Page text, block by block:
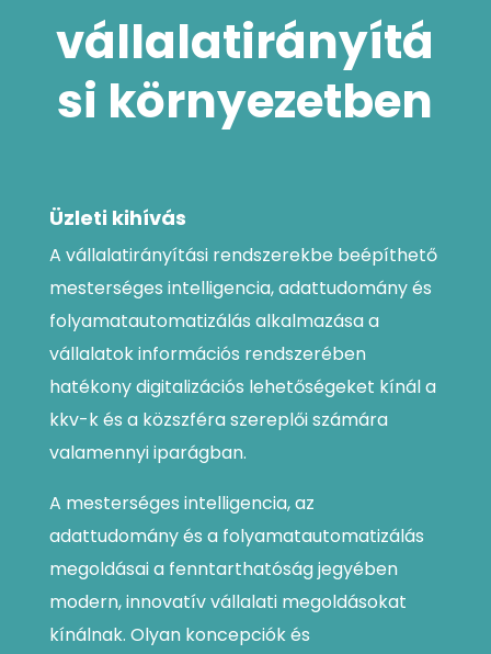
vállalatirányítá
si környezetben
Üzleti kihívás
A vállalatirányítási rendszerekbe beépíthető
mesterséges intelligencia, adattudomány és
folyamatautomatizálás alkalmazása a
vállalatok információs rendszerében
hatékony digitalizációs lehetőségeket kínál a
kkv-k és a közszféra szereplői számára
valamennyi iparágban.
A mesterséges intelligencia, az
adattudomány és a folyamatautomatizálás
megoldásai a fenntarthatóság jegyében
modern, innovatív vállalati megoldásokat
kínálnak. Olyan koncepciók és